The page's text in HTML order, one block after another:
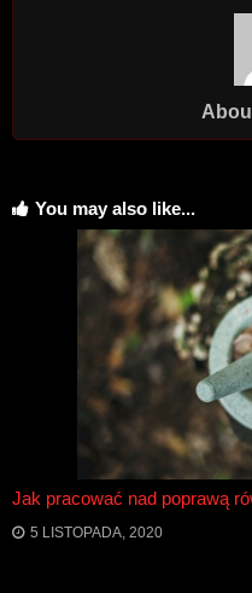
You may also like...
Jak pracować nad poprawą
5 LISTOPADA, 2020